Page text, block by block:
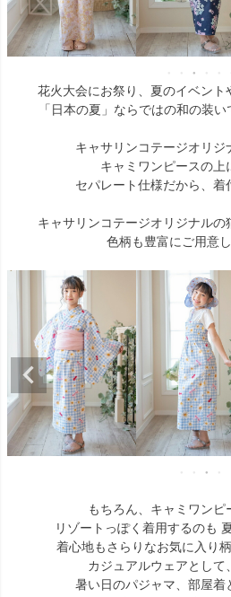
花火大会にお祭り、夏のイベント
「日本の夏」ならではの和の装
キャサリンコテージオリジ
キャミワンピースの上
セパレート仕様だから、
キャサリンコテージオリジナルの
色柄も豊富にご用意し
もちろん、キャミワンピ
リゾートっぽく着用するのも
着心地もさらりなお気に入り
カジュアルウェアとして
暑い日のパジャマ、部屋着